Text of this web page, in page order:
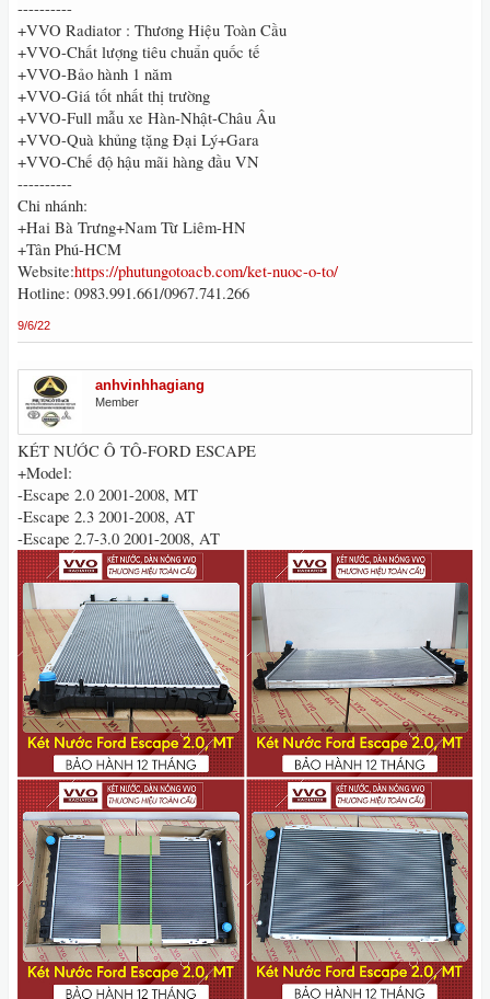
----------
+VVO Radiator : Thương Hiệu Toàn Cầu
+VVO-Chất lượng tiêu chuẩn quốc tế
+VVO-Bảo hành 1 năm
+VVO-Giá tốt nhất thị trường
+VVO-Full mẫu xe Hàn-Nhật-Châu Âu
+VVO-Quà khủng tặng Đại Lý+Gara
+VVO-Chế độ hậu mãi hàng đầu VN
----------
Chi nhánh:
+Hai Bà Trưng+Nam Từ Liêm-HN
+Tân Phú-HCM
Website:https://phutungotoacb.com/ket-nuoc-o-to/
Hotline: 0983.991.661/0967.741.266
9/6/22
anhvinhhagiang
Member
KÉT NƯỚC Ô TÔ-FORD ESCAPE
+Model:
-Escape 2.0 2001-2008, MT
-Escape 2.3 2001-2008, AT
-Escape 2.7-3.0 2001-2008, AT